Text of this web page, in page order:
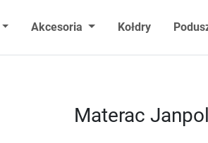
Akcesoria Kołdry
Materac